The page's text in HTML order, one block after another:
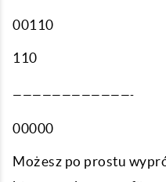
00110
110
————————————-
00000
Możesz po prostu